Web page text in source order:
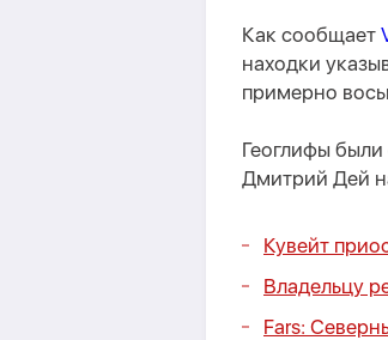
Как сообщает
находки
примерно
Геоглифы
Дмитрий Дей
Кувейт
Владельцу
Fars: